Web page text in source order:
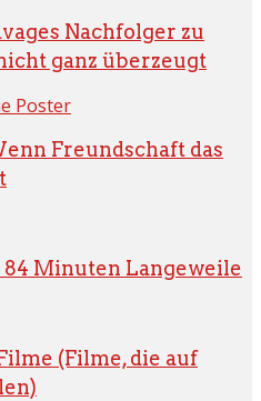
Nachfolger zu
ganz überzeugt
Freundschaft das
84 Minuten Langeweile
(Filme, die auf